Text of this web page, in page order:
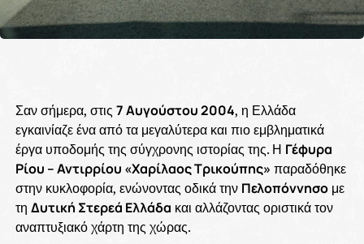
Σαν σήμερα, στις 7 Αυγούστου 2004, η Ελλάδα
εγκαινίαζε ένα από τα μεγαλύτερα και πιο εμβληματικά
έργα υποδομής της σύγχρονης ιστορίας της. Η Γέφυρα
Ρίου – Αντιρρίου «Χαρίλαος Τρικούπης» παραδόθηκε
στην κυκλοφορία, ενώνοντας οδικά την Πελοπόννησομε
τη Δυτική Στερεά Ελλάδα και αλλάζοντας οριστικά τον
αναπτυξιακό χάρτη της χώρας.